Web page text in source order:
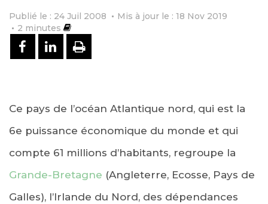
Publié le : 24 Juil 2008
Mis à jour le : 18 Nov 2019
2 minutes
PARTAGER SUR FACEBOOK
PARTAGER SUR LINKEDIN
IMPRIMER
Ce pays de l’océan Atlantique nord, qui est la
6e puissance économique du monde et qui
compte 61 millions d’habitants, regroupe la
Grande-Bretagne (Angleterre, Ecosse, Pays de
Galles), l’Irlande du Nord, des dépendances